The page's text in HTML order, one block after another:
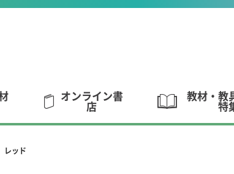
オンライン書
店
教材・教
特
レッド